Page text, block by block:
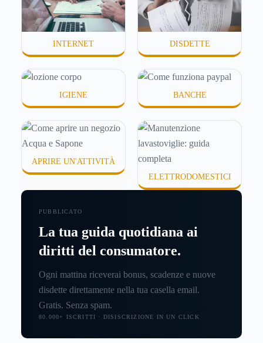
INTERNET DISDETTE
IGIENE BANCHE
APRIRE UN'ATTIVITÀ
ELETTRODOMESTICI
PUBBLICATO
La tua guida quotidiana ai
diritti del consumatore.
Ogni mattina riceverai bonus, scadenze e nuove
disdette direttamente nella tua casella email.
Gratis. Senza spam.
80.000+ ISCRITTI · DISISCRIZIONE IN UN CLICK